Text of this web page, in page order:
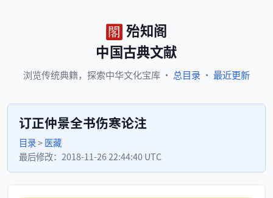
殆知阁
中国古典文献
浏览传统典籍， 探索中华文化宝库 · 总目录 · 最近更新
订正仲景全书伤寒论注
目录>医藏
最后修改： 2018-11-26 22:44:40 UTC